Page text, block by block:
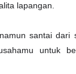
lapangan.
santai
untuk